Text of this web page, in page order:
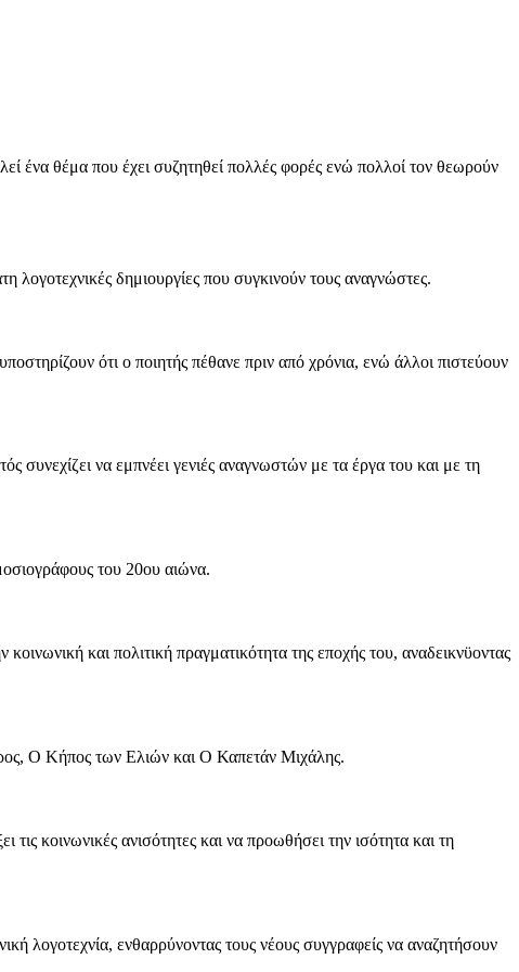
ένα θέμα που έχει συζητηθεί πολλές φορές ενώ πολλοί τον θεωρούν
δημιουργίες που συγκινούν τους αναγνώστες.
ότι ο ποιητής πέθανε πριν από χρόνια, ενώ άλλοι πιστεύουν
συνεχίζει να εμπνέει γενιές αναγνωστών με τα έργα του και με τη
του 20ου αιώνα.
και πολιτική πραγματικότητα της εποχής του, αναδεικνϋοντας
Ο Κήπος των Ελιών και Ο Καπετάν Μιχάλης.
κοινωνικές ανισότητες και να προωθήσει την ισότητα και τη
λογοτεχνία, ενθαρρύνοντας τους νέους συγγραφείς να αναζητήσουν